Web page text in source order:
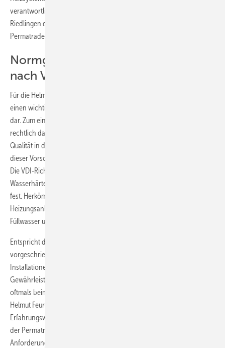
verantwortlicher SHK-Betrieb empfahl die Helmut Feurer GmbH aus
Riedlingen daher eine Heizungswasserbehandlung der Firma
Permatrade Wassertechnik.
Normgerechte Heizungsbefüllung
nach VDI 2035
Für die Helmut Feurer GmbH stellt die Heizungswasserbehandlung
einen wichtigen Bestandteil bei der Anlageninstallation und -wartung
dar. Zum einen sind Installateure durch die VDI-Richtlinie 2035
rechtlich dazu verpflichtet, Heizungswasser in der vorgeschriebenen
Qualität in das System zu füllen. Zum anderen wird durch die Erfüllung
dieser Vorschrift ein wichtiger Beitrag zum Schutz der Anlage geleistet.
Die VDI-Richtlinie 2035 legt verbindlich die zulässigen Grenzwerte für
Wasserhärte und pH-Wert des Heizungsfüll- und Ergänzungswassers
fest. Herkömmliches Trinkwasser liegt in der Regel außerhalb der für
Heizungsanlagen optimalen Werte und ist deshalb oftmals als
Füllwasser ungeeignet.
Entspricht das Heizungswasser in einer Anlage nicht der
vorgeschriebenen Qualität und kommt es zu Schäden an den
Installationen, haftet nicht der Gerätehersteller. Das
Gewährleistungsrisko liegt dann beim Betreiber bzw. letztendlich
oftmals beim Fachbetrieb, der die Befüllung vorgenommen hat.
Helmut Feurer vertraut aufgrund langjähriger positiver
Erfahrungswerte bei der Heizungswasserbehandlung auf die Systeme
der Permatrade Wassertechnik. Zum einen erfüllen diese alle
Anforderungen der VDI-Richtlinie Blatt 1 und 2 in nur einem